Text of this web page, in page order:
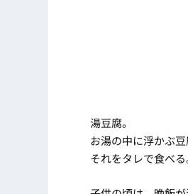
湯豆腐。
お湯の中に浮かぶ豆
それをタレで食べる